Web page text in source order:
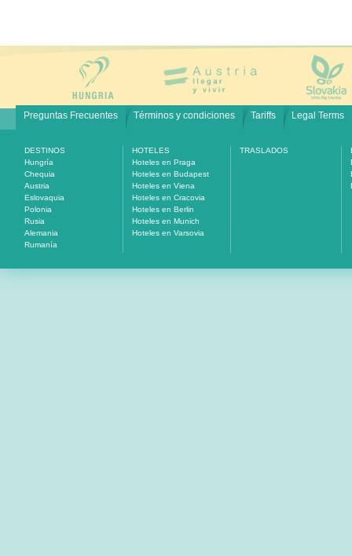
Preguntas Frecuentes Términos y condiciones Tariffs Legal Terms
DESTINOS
Hungría
Chequia
Austria
Eslovaquia
Polonia
Rusia
Alemania
Rumanía
HOTELES
Hoteles en Praga
Hoteles en Budapest
Hoteles en Viena
Hoteles en Cracovia
Hoteles en Berlin
Hoteles en Munich
Hoteles en Varsovia
TRASLADOS